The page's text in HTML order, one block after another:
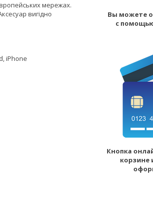
мережах.
вигідно
iPhone
Вы можете
с
Кнопка
корзине